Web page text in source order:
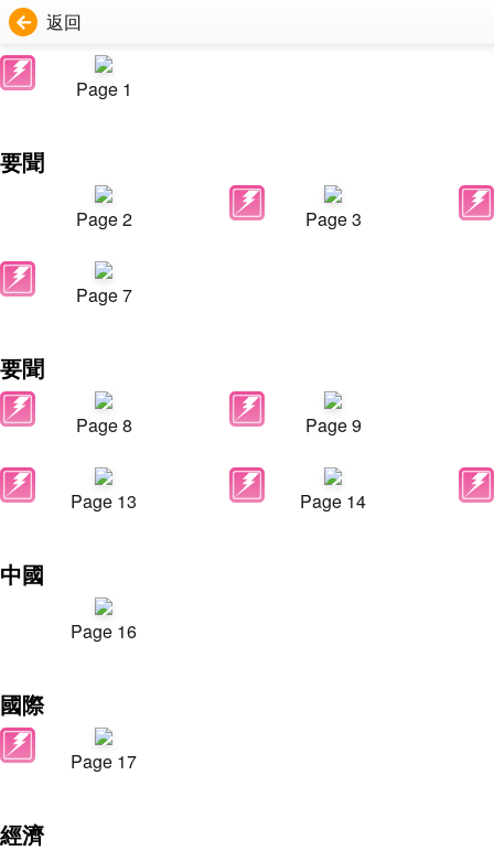
返回
Page 1
要聞
Page 2 Page 3
Page 7
要聞
Page 8 Page 9
Page 13 Page 14
中國
Page 16
國際
Page 17
經濟